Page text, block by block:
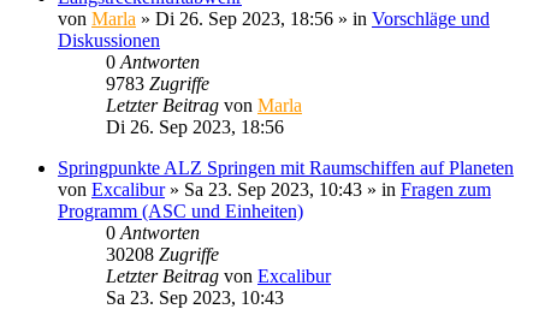
von Marla » Di 26. Sep 2023, 18:56 » in Vorschläge und
Diskussionen
0 Antworten
9783 Zugriffe
Letzter Beitrag von Marla
Di 26. Sep 2023, 18:56
Springpunkte ALZ Springen mit Raumschiffen auf Planeten
von Excalibur» Sa 23. Sep 2023, 10:43 » in Fragen zum
Programm (ASC und Einheiten)
0 Antworten
30208 Zugriffe
Letzter Beitrag von Excalibur
Sa 23. Sep 2023, 10:43